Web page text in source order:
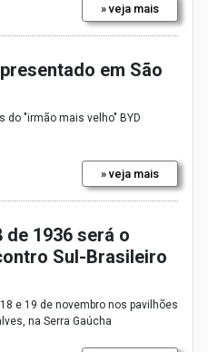
» veja mais
em São
do "irmão mais velho" BYD
» veja mais
de 1936 será o
Sul-Brasileiro
e 19 de novembro nos pavilhões
na Serra Gaúcha